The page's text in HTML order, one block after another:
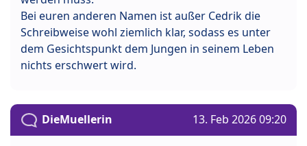
Bei euren anderen Namen ist außer Cedrik die
Schreibweise wohl ziemlich klar, sodass es unter
dem Gesichtspunkt dem Jungen in seinem Leben
nichts erschwert wird.
DieMuellerin 13. Feb 2026 09:20